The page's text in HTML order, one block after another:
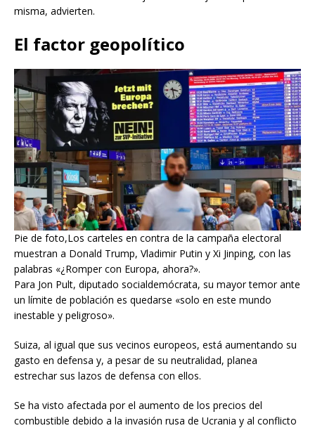
misma, advierten.
El factor geopolítico
Pie de foto,Los carteles en contra de la campaña electoral
muestran a Donald Trump, Vladimir Putin y Xi Jinping, con las
palabras «¿Romper con Europa, ahora?».
Para Jon Pult, diputado socialdemócrata, su mayor temor ante
un límite de población es quedarse «solo en este mundo
inestable y peligroso».
Suiza, al igual que sus vecinos europeos, está aumentando su
gasto en defensa y, a pesar de su neutralidad, planea
estrechar sus lazos de defensa con ellos.
Se ha visto afectada por el aumento de los precios del
combustible debido a la invasión rusa de Ucrania y al conflicto